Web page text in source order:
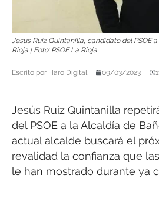
Jesús Ruiz Quintanilla, candidato del PSOE
Rioja | Foto: PSOE La Rioja
Escrito por Haro Digital 09/03/2023
Jesús Ruiz Quintanilla
del PSOE a la Alcaldía de
actual alcalde buscará el
revalidad la confianza que
le han mostrado durante ya